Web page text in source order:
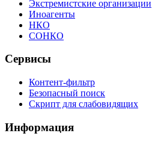
Экстремистские организации
Иноагенты
НКО
СОНКО
Сервисы
Контент-фильтр
Безопасный поиск
Скрипт для слабовидящих
Информация